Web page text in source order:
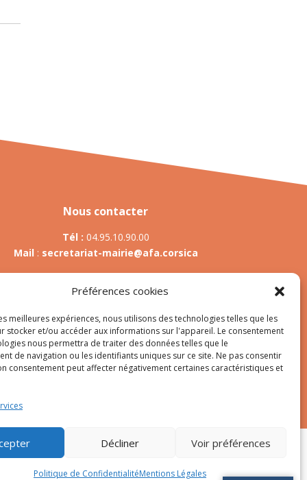
Préférences cookies
meilleures expériences, nous utilisons des technologies telles que les
stocker et/ou accéder aux informations sur l'appareil. Le consentement
nous permettra de traiter des données telles que le
de navigation ou les identifiants uniques sur ce site. Ne pas consentir
consentement peut affecter négativement certaines caractéristiques et
Décliner Voir préférences
Politique de ConfidentialitéMentions Légales
Nous contacter
Tél : 04.95.10.90.00
Mail : secretariat-mairie@afa.corsica
785 Strada d’Afà – Merria 20167 Afa